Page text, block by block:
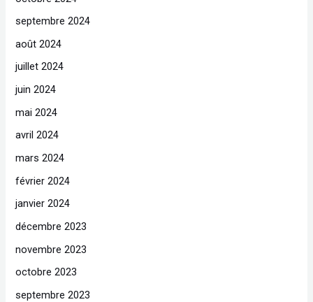
septembre 2024
août 2024
juillet 2024
juin 2024
mai 2024
avril 2024
mars 2024
février 2024
janvier 2024
décembre 2023
novembre 2023
octobre 2023
septembre 2023